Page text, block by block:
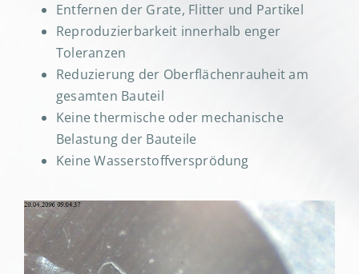
Entfernen der Grate, Flitter und Partikel
Reproduzierbarkeit innerhalb enger
Toleranzen
Reduzierung der Oberflächenrauheit am
gesamten Bauteil
Keine thermische oder mechanische
Belastung der Bauteile
Keine Wasserstoffversprödung